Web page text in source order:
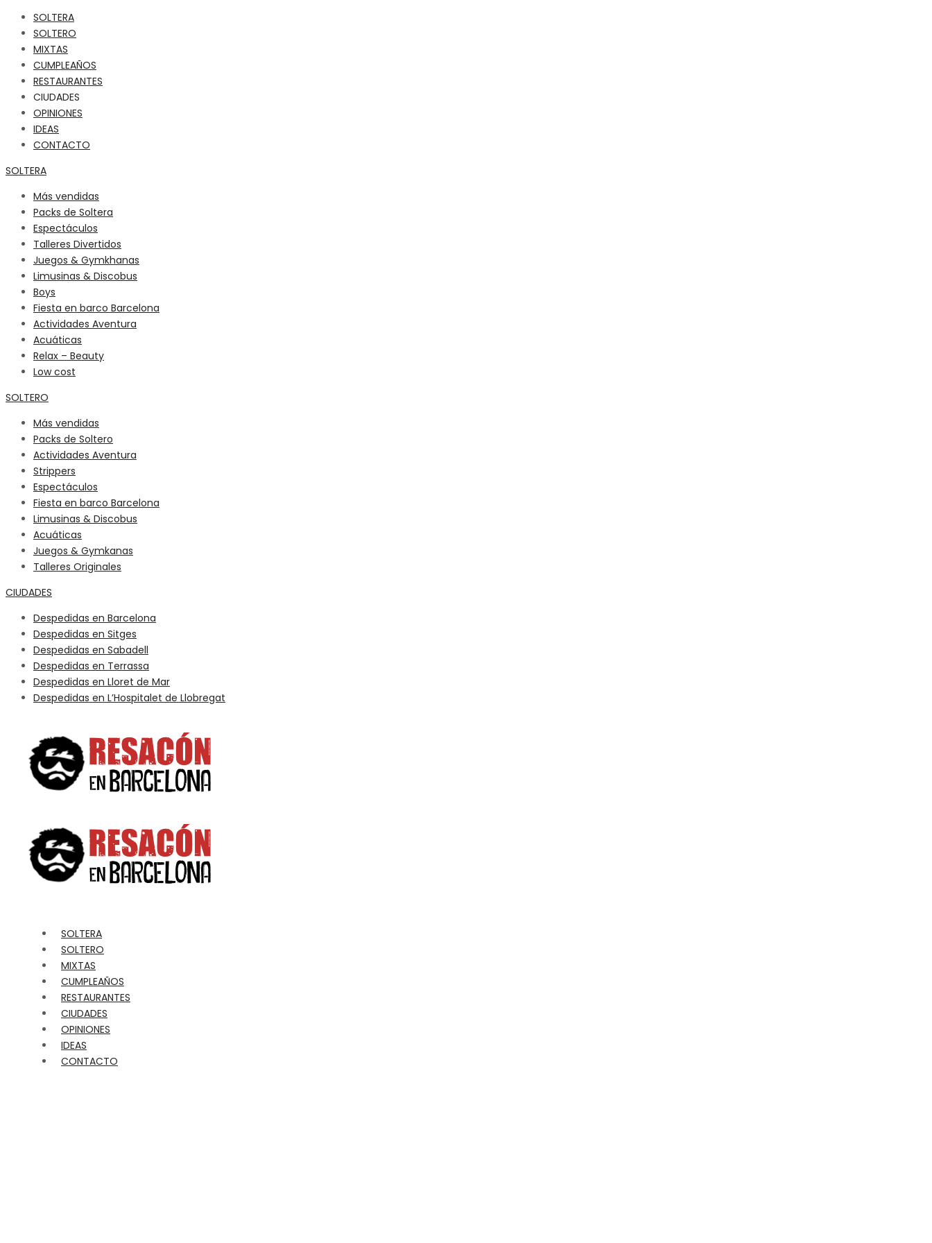
SOLTERA
SOLTERO
MIXTAS
CUMPLEAÑOS
RESTAURANTES
CIUDADES
OPINIONES
IDEAS
CONTACTO
SOLTERA
Más vendidas
Packs de Soltera
Espectáculos
Talleres Divertidos
Juegos & Gymkhanas
Limusinas & Discobus
Boys
Fiesta en barco Barcelona
Actividades Aventura
Acuáticas
Relax – Beauty
Low cost
SOLTERO
Más vendidas
Packs de Soltero
Actividades Aventura
Strippers
Espectáculos
Fiesta en barco Barcelona
Limusinas & Discobus
Acuáticas
Juegos & Gymkanas
Talleres Originales
CIUDADES
Despedidas en Barcelona
Despedidas en Sitges
Despedidas en Sabadell
Despedidas en Terrassa
Despedidas en Lloret de Mar
Despedidas en L’Hospitalet de Llobregat
SOLTERA
SOLTERO
MIXTAS
CUMPLEAÑOS
RESTAURANTES
CIUDADES
OPINIONES
IDEAS
CONTACTO